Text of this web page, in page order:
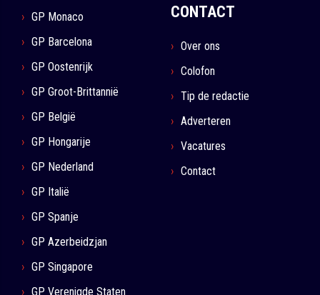
GP Monaco
GP Barcelona
GP Oostenrijk
GP Groot-Brittannië
GP België
GP Hongarije
GP Nederland
GP Italië
GP Spanje
GP Azerbeidzjan
GP Singapore
GP Verenigde Staten
CONTACT
Over ons
Colofon
Tip de redactie
Adverteren
Vacatures
Contact